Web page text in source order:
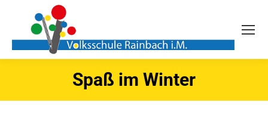
Spaß im Winter
Sie befinden sich hier: